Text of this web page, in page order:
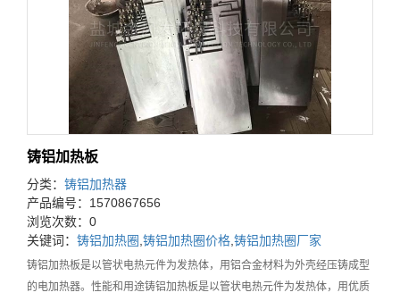
铸铝加热板
分类： 铸铝加热器
产品编号：1570867656
浏览次数：0
关键词： 铸铝加热圈 铸铝加热圈价格 铸铝加热圈厂家
铸铝加热板是以管状电热元件为发热体，用铝合金材料为外壳经压铸成型
的电加热器。性能和用途铸铝加热板是以管状电热元件为发热体，用优质